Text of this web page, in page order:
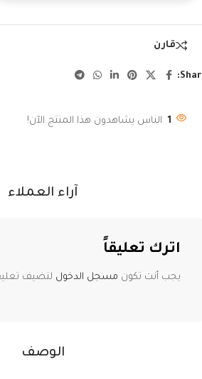
قارن
1 الناس يشاهدون هذا المنتج الآن!
الوصف
آراء العملاء
اترك تعليقاً
يجب أنت تكون مسجل الدخول لتضيف